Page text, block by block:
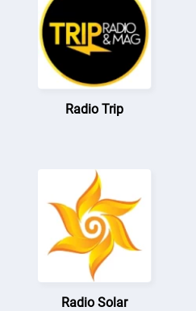
Radio Trip
Radio Solar